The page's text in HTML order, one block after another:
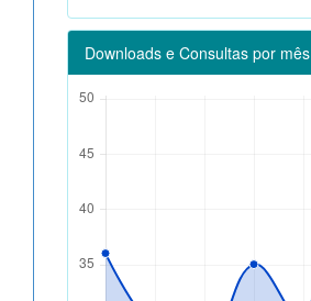
Downloads e Consultas por mês